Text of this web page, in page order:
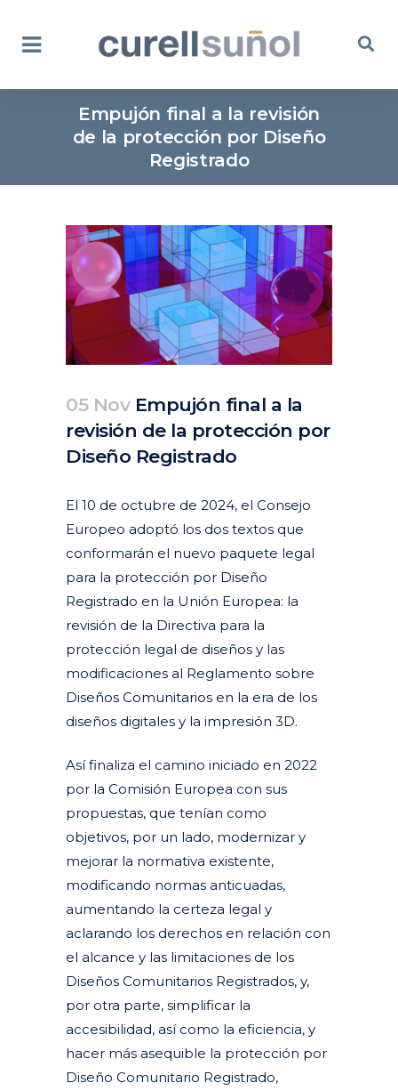
Empujón final a la revisión
de la protección por Diseño
Registrado
05 NovEmpujón final a la
revisión de la protección por
Diseño Registrado
El 10 de octubre de 2024, el Consejo
Europeo adoptó los dos textos que
conformarán el nuevo paquete legal
para la protección por Diseño
Registrado en la Unión Europea: la
revisión de la Directiva para la
protección legal de diseños y las
modificaciones al Reglamento sobre
Diseños Comunitarios en la era de los
diseños digitales y la impresión 3D.
Así finaliza el camino iniciado en 2022
por la Comisión Europea con sus
propuestas, que tenían como
objetivos, por un lado, modernizar y
mejorar la normativa existente,
modificando normas anticuadas,
aumentando la certeza legal y
aclarando los derechos en relación con
el alcance y las limitaciones de los
Diseños Comunitarios Registrados, y,
por otra parte, simplificar la
accesibilidad, así como la eficiencia, y
hacer más asequible la protección por
Diseño Comunitario Registrado,